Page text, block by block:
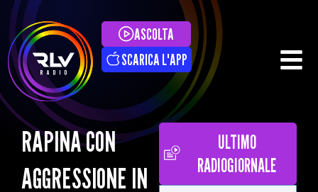
ASCOLTA
SCARICA L'APP
RAPINA CON
AGGRESSIONE IN
ULTIMO
RADIOGIORNALE